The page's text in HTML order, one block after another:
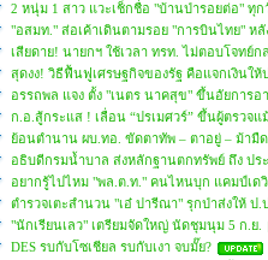
2 หนุ่ม 1 สาว แวะเช็กชื่อ "บ้านป่ารอยต่อ" ทุ
"อสมท." ส่อเค้าเดินตามรอย "การบินไทย" ห
เสียดาย! นายกฯ ใช้เวลา ทรท. ไม่ตอบโจทย์
สุดงง! วิธีฟื้นฟูเศรษฐกิจของรัฐ คือแจกเงินให้
อรรถพล แจง ตั้ง "เนตร นาคสุข" ขึ้นอัยการอ
ก.อ.สู้กระแส ! เลื่อน “ปรเมศวร์” ขึ้นผู้ตรวจ
ย้อนตำนาน ผบ.ทอ. ขัดตาทัพ – ตาอยู่ – ม้ามืด
อธิบดีกรมน้ำบาล ส่งหลักฐานตกทรัพย์ ถึง ปร
อยากรู้ไปไหม "พล.ต.ท." คนไหนบุก แคมป์เด
ตำรวจเตะสำนวน "เอ๋ ปารีณา" รุกป่าส่งให้ ป.
"นักเรียนเลว" เตรียมจัดใหญ่ นัดชุมนุม 5 ก.ย.
DES รบกับโซเชียล รบกับเงา จบมั๊ย?